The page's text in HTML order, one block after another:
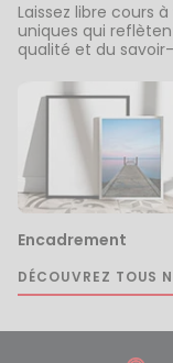
Laissez libre cours
uniques qui
qualité et du
Encadrement
DÉCOUVREZ TOUS